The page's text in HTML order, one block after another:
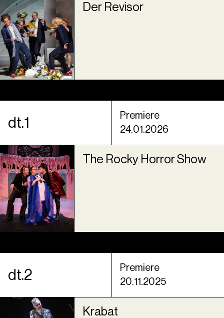
Der Revisor
dt.1
Premiere
24.01.2026
The Rocky Horror Show
dt.2
Premiere
20.11.2025
Krabat